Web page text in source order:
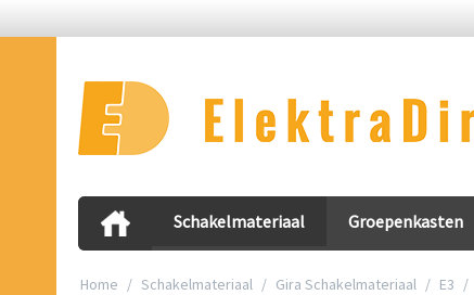
Schakelmateriaal Groepenkasten
Home / Schakelmateriaal / Gira Schakelmateriaal / E3 /